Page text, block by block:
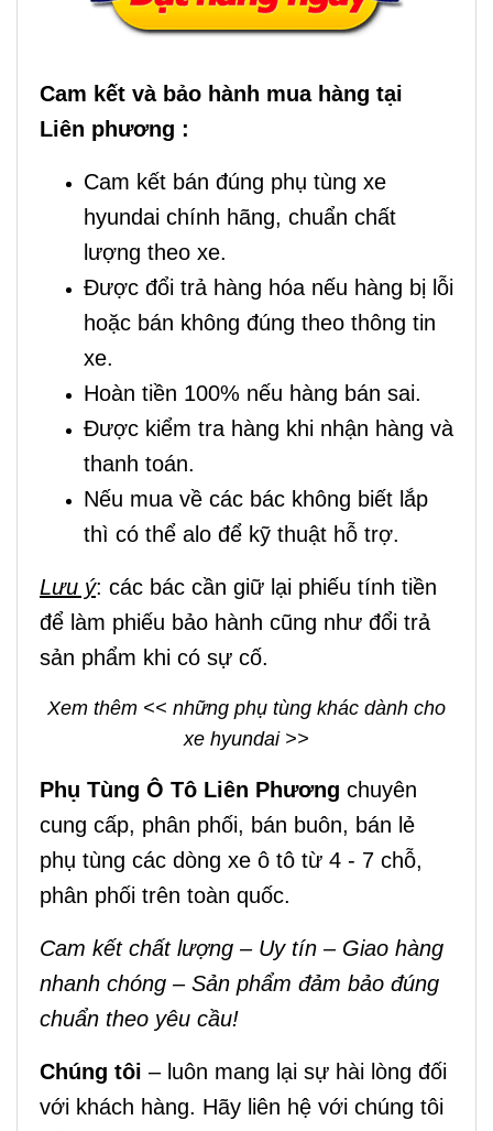
Cam kết và bảo hành mua hàng tại
Liên phương :
Cam kết bán đúng phụ tùng xe
hyundai chính hãng, chuẩn chất
lượng theo xe.
Được đổi trả hàng hóa nếu hàng bị lỗi
hoặc bán không đúng theo thông tin
xe.
Hoàn tiền 100% nếu hàng bán sai.
Được kiểm tra hàng khi nhận hàng và
thanh toán.
Nếu mua về các bác không biết lắp
thì có thể alo để kỹ thuật hỗ trợ.
Lưu ý: các bác cần giữ lại phiếu tính tiền
để làm phiếu bảo hành cũng như đổi trả
sản phẩm khi có sự cố.
Xem thêm << những phụ tùng khác dành cho
xe hyundai>>
Phụ Tùng Ô Tô Liên Phương chuyên
cung cấp, phân phối, bán buôn, bán lẻ
phụ tùng các dòng xe ô tô từ 4 - 7 chỗ,
phân phối trên toàn quốc.
Cam kết chất lượng – Uy tín – Giao hàng
nhanh chóng – Sản phẩm đảm bảo đúng
chuẩn theo yêu cầu!
Chúng tôi – luôn mang lại sự hài lòng đối
với khách hàng. Hãy liên hệ với chúng tôi